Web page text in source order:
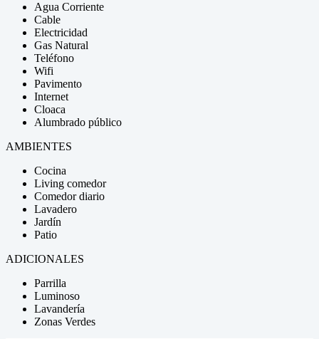
Agua Corriente
Cable
Electricidad
Gas Natural
Teléfono
Wifi
Pavimento
Internet
Cloaca
Alumbrado público
AMBIENTES
Cocina
Living comedor
Comedor diario
Lavadero
Jardín
Patio
ADICIONALES
Parrilla
Luminoso
Lavandería
Zonas Verdes